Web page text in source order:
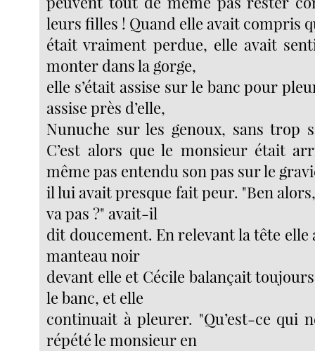
leurs filles ! Quand elle avait compris
était vraiment perdue, elle avait
monter dans la gorge,
elle s’était assise sur le banc pour
assise près d’elle,
Nunuche sur les genoux, sans trop
C’est alors que le monsieur était
même pas entendu son pas sur le
il lui avait presque fait peur. "Ben
va pas ?" avait-il
dit doucement. En relevant la tête elle
manteau noir
devant elle et Cécile balançait
le banc, et elle
continuait à pleurer. "Qu’est-ce qui
répété le monsieur en